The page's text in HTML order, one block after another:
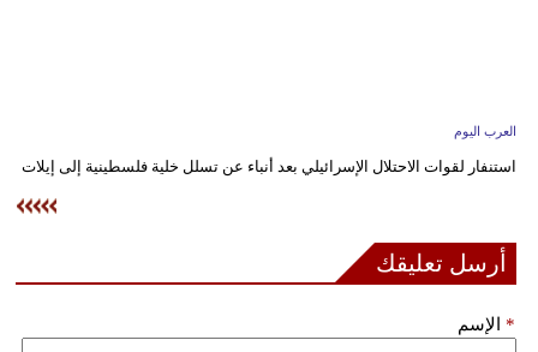
وتكنولوجيا
مدوَّنات
أبراج
العرب اليوم
استنفار لقوات الاحتلال الإسرائيلي بعد أنباء عن تسلل خلية فلسطينية إلى إيلات
أرسل تعليقك
الإسم *